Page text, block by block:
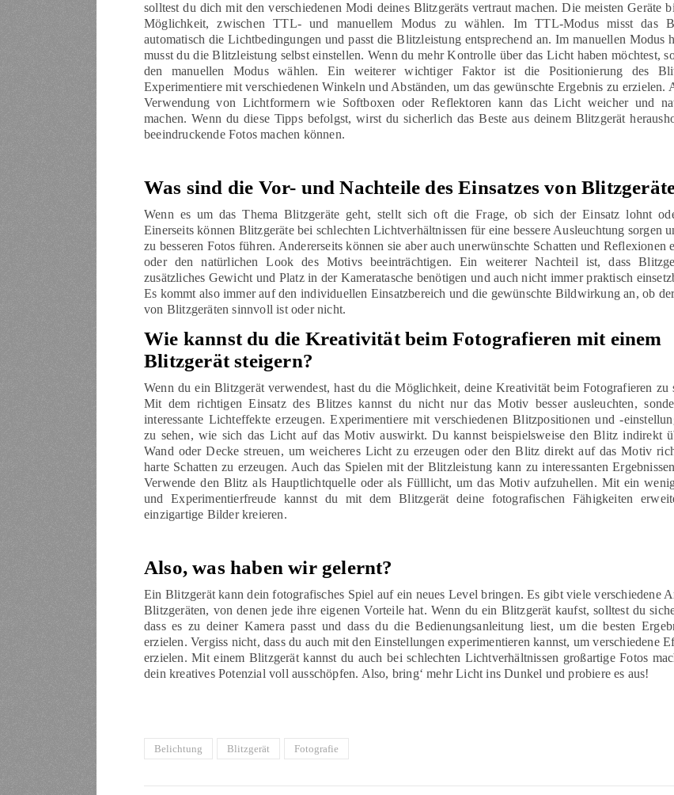
solltest du dich mit den verschiedenen Modi deines Blitzgeräts vertraut machen. Die meisten Geräte
Möglichkeit, zwischen TTL- und manuellem Modus zu wählen. Im TTL-Modus misst das
automatisch die Lichtbedingungen und passt die Blitzleistung entsprechend an. Im manuellen Modus
musst du die Blitzleistung selbst einstellen. Wenn du mehr Kontrolle über das Licht haben möchtest,
den manuellen Modus wählen. Ein weiterer wichtiger Faktor ist die Positionierung des
Experimentiere mit verschiedenen Winkeln und Abständen, um das gewünschte Ergebnis zu erzielen.
Verwendung von Lichtformern wie Softboxen oder Reflektoren kann das Licht weicher und
machen. Wenn du diese Tipps befolgst, wirst du sicherlich das Beste aus deinem Blitzgerät
beeindruckende Fotos machen können.
Was sind die Vor- und Nachteile des Einsatzes von
Wenn es um das Thema Blitzgeräte geht, stellt sich oft die Frage, ob sich der Einsatz lohnt
Einerseits können Blitzgeräte bei schlechten Lichtverhältnissen für eine bessere Ausleuchtung sorgen
zu besseren Fotos führen. Andererseits können sie aber auch unerwünschte Schatten und Reflexionen
oder den natürlichen Look des Motivs beeinträchtigen. Ein weiterer Nachteil ist, dass
zusätzliches Gewicht und Platz in der Kameratasche benötigen und auch nicht immer praktisch
Es kommt also immer auf den individuellen Einsatzbereich und die gewünschte Bildwirkung an, ob
von Blitzgeräten sinnvoll ist oder nicht.
Wie kannst du die Kreativität beim Fotografieren mit einem
Blitzgerät steigern?
Wenn du ein Blitzgerät verwendest, hast du die Möglichkeit, deine Kreativität beim Fotografieren zu
Mit dem richtigen Einsatz des Blitzes kannst du nicht nur das Motiv besser ausleuchten,
interessante Lichteffekte erzeugen. Experimentiere mit verschiedenen Blitzpositionen und -
zu sehen, wie sich das Licht auf das Motiv auswirkt. Du kannst beispielsweise den Blitz indirekt
Wand oder Decke streuen, um weicheres Licht zu erzeugen oder den Blitz direkt auf das Motiv
harte Schatten zu erzeugen. Auch das Spielen mit der Blitzleistung kann zu interessanten
Verwende den Blitz als Hauptlichtquelle oder als Fülllicht, um das Motiv aufzuhellen. Mit ein
und Experimentierfreude kannst du mit dem Blitzgerät deine fotografischen Fähigkeiten
einzigartige Bilder kreieren.
Also, was haben wir gelernt?
Ein Blitzgerät kann dein fotografisches Spiel auf ein neues Level bringen. Es gibt viele verschiedene
Blitzgeräten, von denen jede ihre eigenen Vorteile hat. Wenn du ein Blitzgerät kaufst, solltest du
dass es zu deiner Kamera passt und dass du die Bedienungsanleitung liest, um die besten
erzielen. Vergiss nicht, dass du auch mit den Einstellungen experimentieren kannst, um verschiedene
erzielen. Mit einem Blitzgerät kannst du auch bei schlechten Lichtverhältnissen großartige Fotos
dein kreatives Potenzial voll ausschöpfen. Also, bring‘ mehr Licht ins Dunkel und probiere es aus!
Belichtung Blitzgerät Fotografie